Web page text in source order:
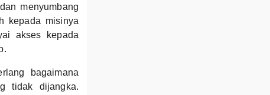
menyumbang
kepada misinya
akses kepada
bagaimana
tidak dijangka.